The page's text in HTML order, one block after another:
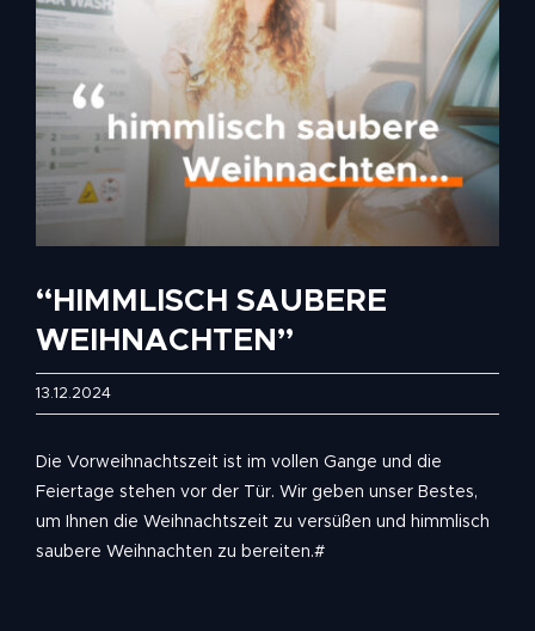
“HIMMLISCH SAUBERE
WEIHNACHTEN”
13.12.2024
Die Vorweihnachtszeit ist im vollen Gange und die
Feiertage stehen vor der Tür. Wir geben unser Bestes,
um Ihnen die Weihnachtszeit zu versüßen und himmlisch
saubere Weihnachten zu bereiten.#